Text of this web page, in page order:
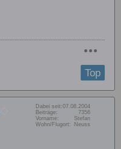
Top
Dabei seit:07.08.2004
Beiträge:
7356
Vorname:
Stefan
Wohn/Flugort:
Neuss